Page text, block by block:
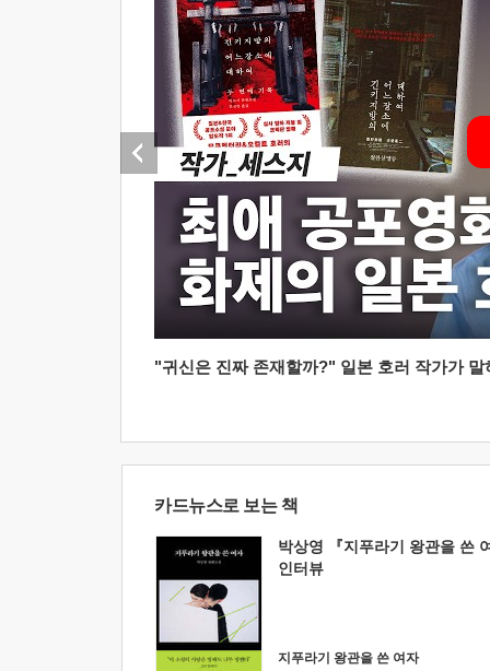
"귀신은 진짜 존재할까?" 일본 호러 작가가
카드뉴스로 보는 책
박상영 『지푸라기 왕관을 쓴
인터뷰
지푸라기 왕관을 쓴 여자